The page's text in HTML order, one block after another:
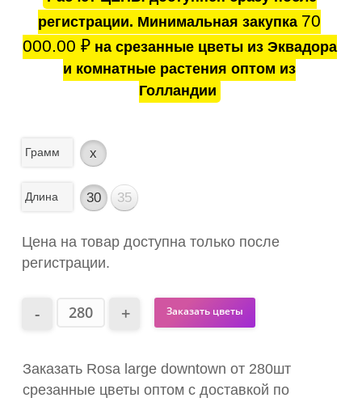
регистрации. Минимальная закупка 70
000.00 ₽на срезанные цветы из Эквадора
и комнатные растения оптом из
Голландии
Грамм x
Длина 30 35
Цена на товар доступна только после
регистрации.
Заказать цветы
Заказать Rosa large downtown от 280шт
срезанные цветы оптом с доставкой по